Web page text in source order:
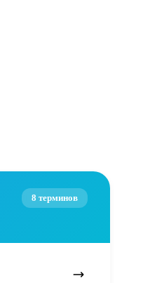
8 терминов